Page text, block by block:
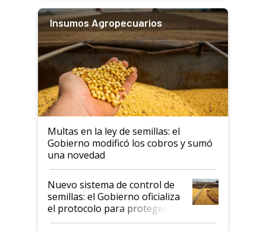
Insumos Agropecuarios
Multas en la ley de semillas: el
Gobierno modificó los cobros y sumó
una novedad
Nuevo sistema de control de
semillas: el Gobierno oficializa
el protocolo para proteger la
propiedad intelectual